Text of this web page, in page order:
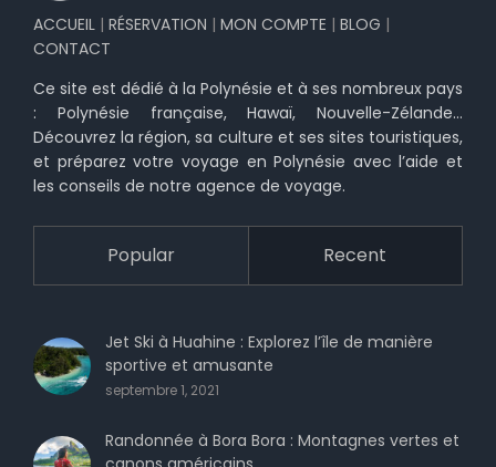
ACCUEIL | RÉSERVATION | MON COMPTE | BLOG |
CONTACT
Ce site est dédié à la Polynésie et à ses nombreux pays
: Polynésie française, Hawaï, Nouvelle-Zélande…
Découvrez la région, sa culture et ses sites touristiques,
et préparez votre voyage en Polynésie avec l’aide et
les conseils de notre agence de voyage.
Popular Recent
Jet Ski à Huahine : Explorez l’île de manière
sportive et amusante
septembre 1, 2021
Randonnée à Bora Bora : Montagnes vertes et